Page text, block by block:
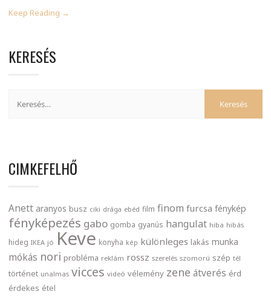
Keep Reading →
KERESÉS
CIMKEFELHŐ
Anett aranyos busz ciki drága ebéd film finom furcsa fénykép
fényképezés gabo gomba gyanús hangulat hiba hibás
hideg IKEA jó Keve konyha kép különleges lakás munka
mókás nori probléma reklám rossz szerelés szomorú szép tél
történet unalmas vicces videó vélemény zene átverés érd
érdekes étel